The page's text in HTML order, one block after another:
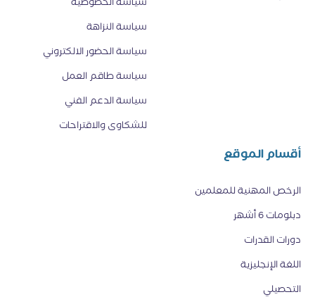
سياسة النزاهة
سياسة الحضور الالكتروني
سياسة طاقم العمل
سياسة الدعم الفني
للشكاوى والاقتراحات
أقسام الموقع
الرخص المهنية للمعلمين
دبلومات 6 أشهر
دورات القدرات
اللغة الإنجليزية
التحصيلي